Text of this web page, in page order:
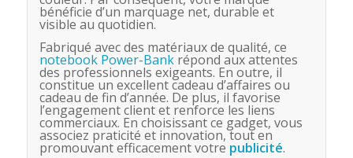
bénéficie d’un marquage net, durable et
visible au quotidien.
Fabriqué avec des matériaux de qualité, ce
notebook Power-Bankrépond aux attentes
des professionnels exigeants. En outre, il
constitue un excellent cadeau d’affaires ou
cadeau de fin d’année. De plus, il favorise
l’engagement client et renforce les liens
commerciaux. En choisissant ce gadget, vous
associez praticité et innovation, tout en
promouvant efficacement votre publicité.